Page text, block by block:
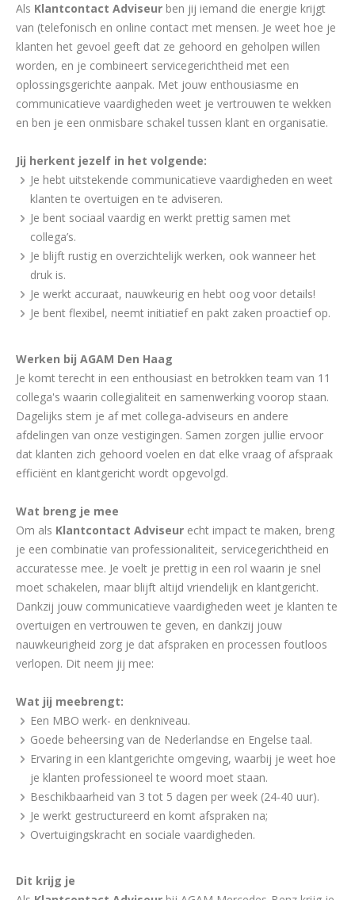
Als Klantcontact Adviseur ben jij iemand die energie krijgt
van (telefonisch en online contact met mensen. Je weet hoe je
klanten het gevoel geeft dat ze gehoord en geholpen willen
worden, en je combineert servicegerichtheid met een
oplossingsgerichte aanpak. Met jouw enthousiasme en
communicatieve vaardigheden weet je vertrouwen te wekken
en ben je een onmisbare schakel tussen klant en organisatie.
Jij herkent jezelf in het volgende:
Je hebt uitstekende communicatieve vaardigheden en weet
klanten te overtuigen en te adviseren.
Je bent sociaal vaardig en werkt prettig samen met
collega’s.
Je blijft rustig en overzichtelijk werken, ook wanneer het
druk is.
Je werkt accuraat, nauwkeurig en hebt oog voor details!
Je bent flexibel, neemt initiatief en pakt zaken proactief op.
Werken bij AGAM Den Haag
Je komt terecht in een enthousiast en betrokken team van 11
collega's waarin collegialiteit en samenwerking voorop staan.
Dagelijks stem je af met collega-adviseurs en andere
afdelingen van onze vestigingen. Samen zorgen jullie ervoor
dat klanten zich gehoord voelen en dat elke vraag of afspraak
efficiënt en klantgericht wordt opgevolgd.
Wat breng je mee
Om als Klantcontact Adviseur echt impact te maken, breng
je een combinatie van professionaliteit, servicegerichtheid en
accuratesse mee. Je voelt je prettig in een rol waarin je snel
moet schakelen, maar blijft altijd vriendelijk en klantgericht.
Dankzij jouw communicatieve vaardigheden weet je klanten te
overtuigen en vertrouwen te geven, en dankzij jouw
nauwkeurigheid zorg je dat afspraken en processen foutloos
verlopen. Dit neem jij mee:
Wat jij meebrengt:
Een MBO werk- en denkniveau.
Goede beheersing van de Nederlandse en Engelse taal.
Ervaring in een klantgerichte omgeving, waarbij je weet hoe
je klanten professioneel te woord moet staan.
Beschikbaarheid van 3 tot 5 dagen per week (24-40 uur).
Je werkt gestructureerd en komt afspraken na;
Overtuigingskracht en sociale vaardigheden.
Dit krijg je